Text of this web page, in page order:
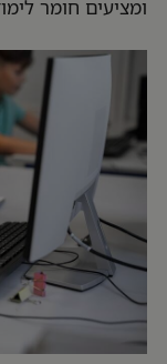
ומציעים חומר